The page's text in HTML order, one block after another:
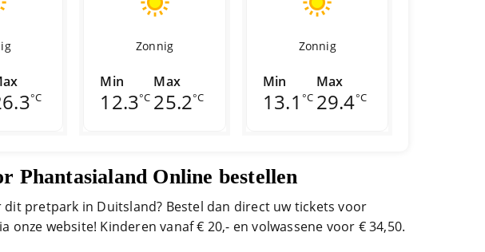
°C
Zonnig
Min
12.3°C
Max
25.2°C
Zonnig
Min
13.1 °C
Max
29.4°C
Phantasialand Online bestellen
pretpark in Duitsland? Bestel dan direct uw tickets voor
onze website! Kinderen vanaf € 20,- en volwassene voor € 34,50.